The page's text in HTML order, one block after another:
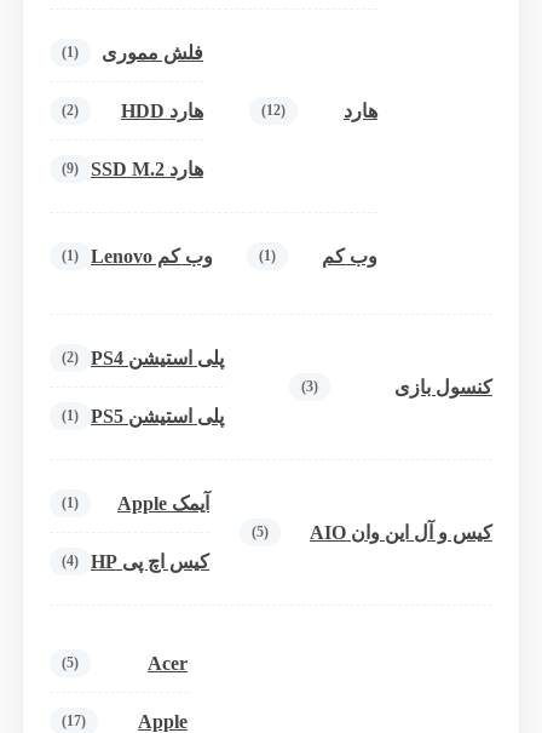
هارد (12)
فلش مموری (1)
هارد HDD (2)
هارد SSD M.2 (9)
وب کم (1) وب کم Lenovo (1)
کنسول بازی (3)
پلی استیشن PS4 (2)
پلی استیشن PS5 (1)
کیس و آل این وان AIO (5)
آیمک Apple (1)
کیس اچ پی HP (4)
Acer
(5)
Apple
(17)